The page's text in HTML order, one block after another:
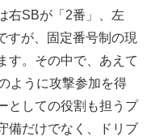
右SBが「2番」、左
すが、固定番号制の現
す。その中で、あえて
ように攻撃参加を得
としての役割も担うプ
備だけでなく、ドリブ